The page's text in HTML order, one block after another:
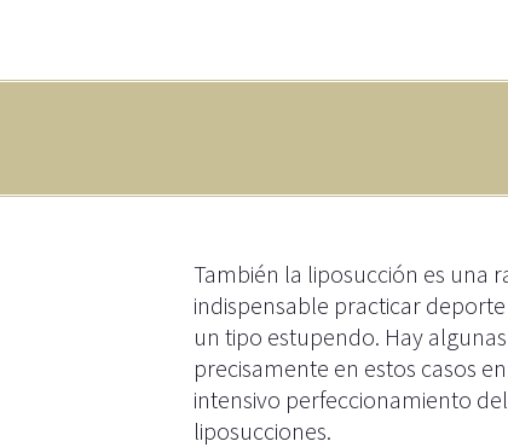
También la liposucción es una
indispensable practicar
un tipo estupendo. Hay
precisamente en estos casos
intensivo perfeccionamiento
liposucciones.